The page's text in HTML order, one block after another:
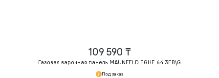
109 590 ₸
Газовая варочная панель MAUNFELD EGHE.64.3EB\G
Под заказ